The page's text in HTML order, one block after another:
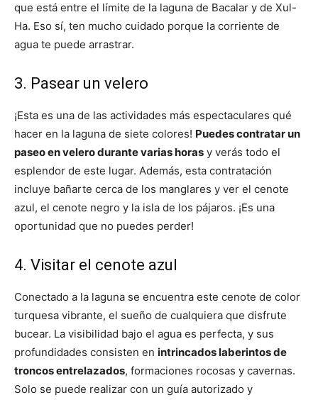
que está entre el límite de la laguna de Bacalar y de Xul-
Ha. Eso sí, ten mucho cuidado porque la corriente de
agua te puede arrastrar.
3. Pasear un velero
¡Esta es una de las actividades más espectaculares qué
hacer en la laguna de siete colores! Puedes contratar un
paseo en velero durante varias horas y verás todo el
esplendor de este lugar. Además, esta contratación
incluye bañarte cerca de los manglares y ver el cenote
azul, el cenote negro y la isla de los pájaros. ¡Es una
oportunidad que no puedes perder!
4. Visitar el cenote azul
Conectado a la laguna se encuentra este cenote de color
turquesa vibrante, el sueño de cualquiera que disfrute
bucear. La visibilidad bajo el agua es perfecta, y sus
profundidades consisten en intrincados laberintos de
troncos entrelazados, formaciones rocosas y cavernas.
Solo se puede realizar con un guía autorizado y